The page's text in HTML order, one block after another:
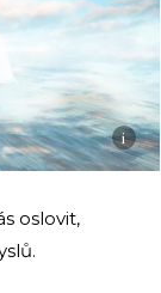
i
oslovit,